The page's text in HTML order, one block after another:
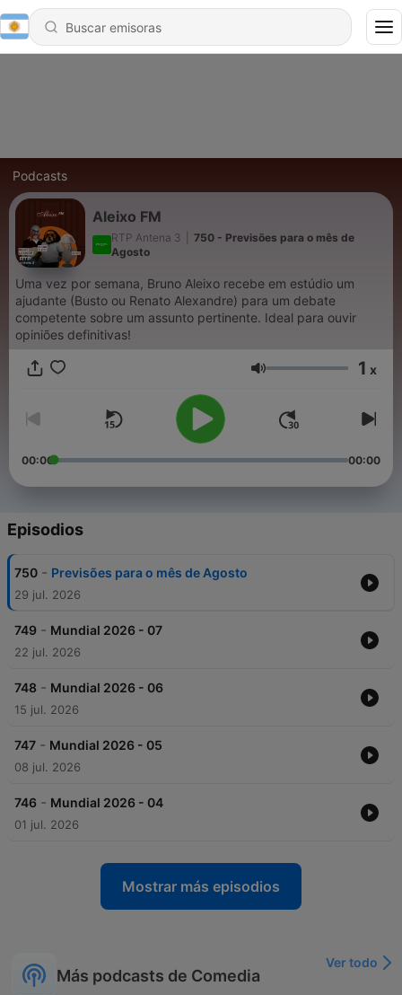
Podcasts
Aleixo FM
RTP Antena 3
750 - Previsões para o mês de
Agosto
Uma vez por semana, Bruno Aleixo recebe em estúdio um
ajudante (Busto ou Renato Alexandre) para um debate
competente sobre um assunto pertinente. Ideal para ouvir
opiniões definitivas!
Volumen 1 x
00:00 00:00
Episodios
750 - Previsões para o mês de Agosto
29 jul. 2026
749 - Mundial 2026 - 07
22 jul. 2026
748 - Mundial 2026 - 06
15 jul. 2026
747 - Mundial 2026 - 05
08 jul. 2026
746 - Mundial 2026 - 04
01 jul. 2026
Mostrar más episodios
Más podcasts de Comedia
Ver todo